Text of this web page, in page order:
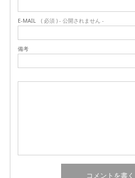
E-MAIL ( 必須 ) - 公開されません -
備考